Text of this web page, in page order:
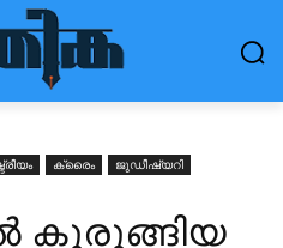
ക്രൈം
ജുഡീഷ്യറി
കുരുങ്ങിയ